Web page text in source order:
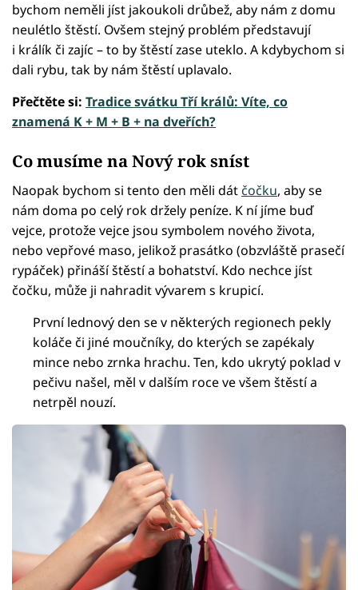
bychom neměli jíst jakoukoli drůbež, aby nám z domu
neulétlo štěstí. Ovšem stejný problém představují
i králík či zajíc – to by štěstí zase uteklo. A kdybychom si
dali rybu, tak by nám štěstí uplavalo.
Přečtěte si: Tradice svátku Tří králů: Víte, co
znamená K + M + B + na dveřích?
Co musíme na Nový rok sníst
Naopak bychom si tento den měli dát čočku, aby se
nám doma po celý rok držely peníze. K ní jíme buď
vejce, protože vejce jsou symbolem nového života,
nebo vepřové maso, jelikož prasátko (obzvláště prasečí
rypáček) přináší štěstí a bohatství. Kdo nechce jíst
čočku, může ji nahradit vývarem s krupicí.
První lednový den se v některých regionech pekly
koláče či jiné moučníky, do kterých se zapékaly
mince nebo zrnka hrachu. Ten, kdo ukrytý poklad v
pečivu našel, měl v dalším roce ve všem štěstí a
netrpěl nouzí.